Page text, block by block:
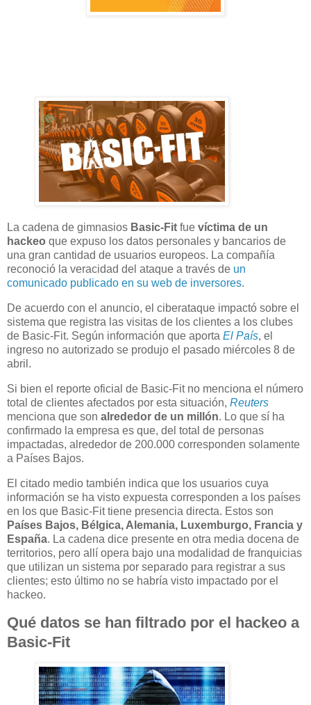
La cadena de gimnasios Basic-Fit fue víctima de un
hackeo que expuso los datos personales y bancarios de
una gran cantidad de usuarios europeos. La compañía
reconoció la veracidad del ataque a través de un
comunicado publicado en su web de inversores.
De acuerdo con el anuncio, el ciberataque impactó sobre el
sistema que registra las visitas de los clientes a los clubes
de Basic-Fit. Según información que aporta El País, el
ingreso no autorizado se produjo el pasado miércoles 8 de
abril.
Si bien el reporte oficial de Basic-Fit no menciona el número
total de clientes afectados por esta situación, Reuters
menciona que son alrededor de un millón. Lo que sí ha
confirmado la empresa es que, del total de personas
impactadas, alrededor de 200.000 corresponden solamente
a Países Bajos.
El citado medio también indica que los usuarios cuya
información se ha visto expuesta corresponden a los países
en los que Basic-Fit tiene presencia directa. Estos son
Países Bajos, Bélgica, Alemania, Luxemburgo, Francia y
España. La cadena dice presente en otra media docena de
territorios, pero allí opera bajo una modalidad de franquicias
que utilizan un sistema por separado para registrar a sus
clientes; esto último no se habría visto impactado por el
hackeo.
Qué datos se han filtrado por el hackeo a
Basic-Fit